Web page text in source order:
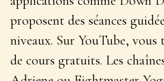
proposent des séances
niveaux. Sur YouTube,
de cours gratuits. Les